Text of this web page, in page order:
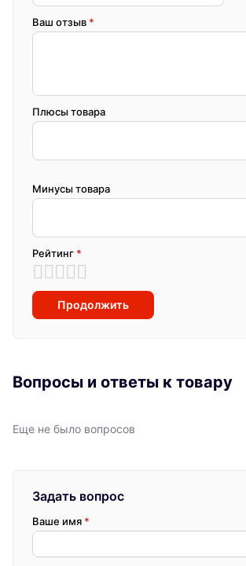
Ваш отзыв *
Плюсы товара
Минусы товара
Рейтинг *
Продолжить
Вопросы и ответы к товару
Еще не было вопросов
Задать вопрос
Ваше имя *